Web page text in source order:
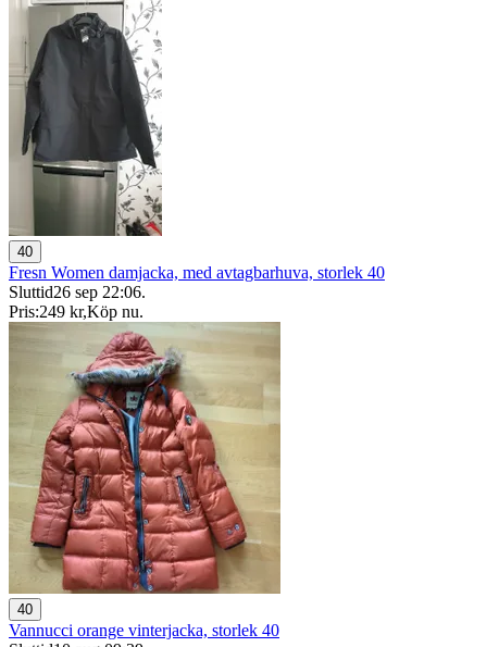
40
Fresn Women damjacka, med avtagbarhuva, storlek 40
Sluttid26 sep 22:06.
Pris:249 kr,Köp nu.
40
Vannucci orange vinterjacka, storlek 40